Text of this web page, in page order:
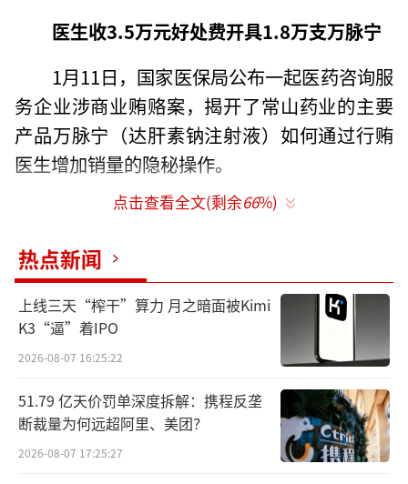
医生收3.5万元好处费开具1.8万支万脉宁
1月11日，国家医保局公布一起医药咨询服
务企业涉商业贿赂案，揭开了常山药业的主要
产品万脉宁（达肝素钠注射液）如何通过行贿
医生增加销量的隐秘操作。
调查显示，为了让医生多开具万脉宁药
简称“上海海怡莱”）销售推广总监及股东袁
某某，向上海市第一妇婴保健院生殖免疫科医
生顾某承诺，开具涉案药品即可给予好处费。
经统计，2023年1月至12月期间，袁某某
通过个人微信转账的方式支付4笔好处费，共计
35046元。对应时段内，上述医生共开具万脉宁
18275支。
点击查看全文(剩余66%)
热点新闻
上线三天“榨干”算力 月之暗面被Kimi
K3“逼”着IPO
2026-08-07 16:25:22
51.79 亿天价罚单深度拆解：携程反垄
断裁量为何远超阿里、美团？
2026-08-07 17:25:27